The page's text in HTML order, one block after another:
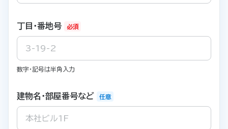
丁目・番地号 必須
数字・記号は半角入力
建物名・部屋番号など 任意